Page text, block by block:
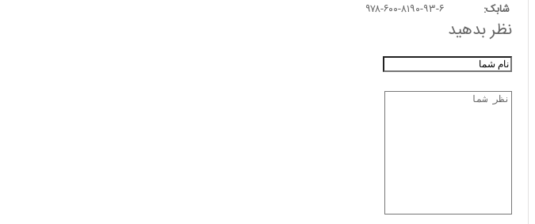
شابک:
۹۷۸-۶۰۰-۸۱۹۰-۹۳-۶
نظر بدهید